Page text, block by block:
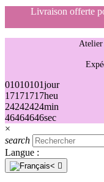
Livraison offerte
Atelier
01010101jour
17171717heu
24242424min
46464646sec
×
search
Langue :
